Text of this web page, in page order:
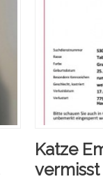
Katze
vermisst